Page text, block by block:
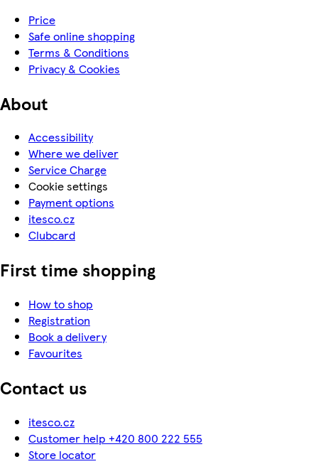
Price
Safe online shopping
Terms & Conditions
Privacy & Cookies
About
Accessibility
Where we deliver
Service Charge
Cookie settings
Payment options
itesco.cz
Clubcard
First time shopping
How to shop
Registration
Book a delivery
Favourites
Contact us
itesco.cz
Customer help +420 800 222 555
Store locator